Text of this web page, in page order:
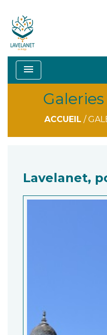
menu
ACCUEIL /
Lavelanet,